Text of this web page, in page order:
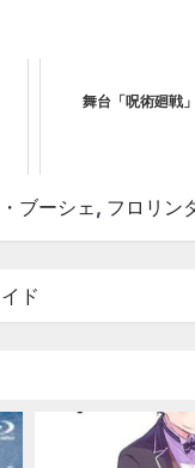
舞台「呪術廻戦
ブーシェ , フロリン
ド